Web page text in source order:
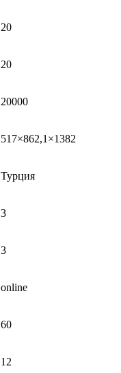
20
20
20000
517×862,1×1382
Турция
3
3
online
60
12